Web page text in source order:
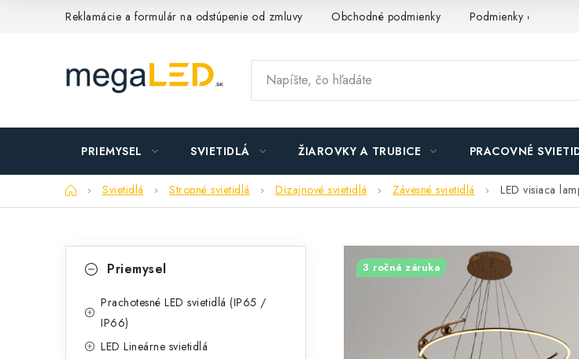
Reklamácie a formulár na odstúpenie od zmluvy Obchodné podmienky Podmienky ochrany
PRIEMYSEL SVIETIDLÁ ŽIAROVKY A TRUBICE PRACOVNÉ
DomovSvietidlá Stropné svietidlá Dizajnové svietidlá Závesné svietidlá LED visiaca
kategóriePriemysel
Prachotesné LED svietidlá (IP65 /
IP66)
LED Lineárne svietidlá
3 ročná záruka